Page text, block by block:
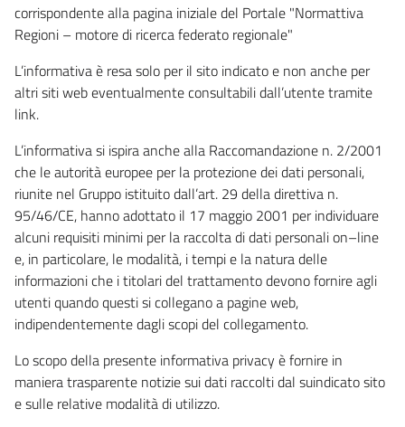
corrispondente alla pagina iniziale del Portale "Normattiva
Regioni – motore di ricerca federato regionale"
L’informativa è resa solo per il sito indicato e non anche per
altri siti web eventualmente consultabili dall’utente tramite
link.
L’informativa si ispira anche alla Raccomandazione n. 2/2001
che le autorità europee per la protezione dei dati personali,
riunite nel Gruppo istituito dall’art. 29 della direttiva n.
95/46/CE, hanno adottato il 17 maggio 2001 per individuare
alcuni requisiti minimi per la raccolta di dati personali on–line
e, in particolare, le modalità, i tempi e la natura delle
informazioni che i titolari del trattamento devono fornire agli
utenti quando questi si collegano a pagine web,
indipendentemente dagli scopi del collegamento.
Lo scopo della presente informativa privacy è fornire in
maniera trasparente notizie sui dati raccolti dal suindicato sito
e sulle relative modalità di utilizzo.